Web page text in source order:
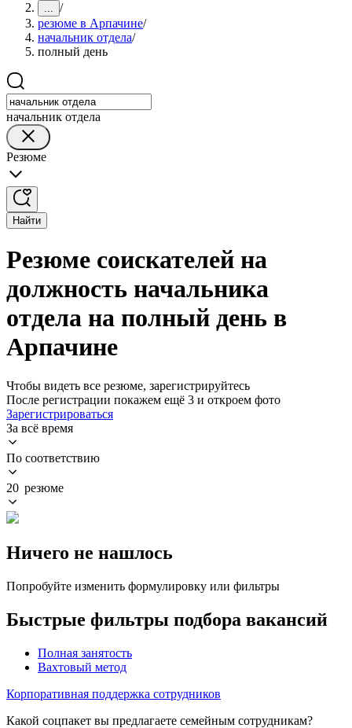
... /
резюме в Арпачине/
начальник отдела/
полный день
начальник отдела
Резюме
Найти
Резюме соискателей на
должность начальника
отдела на полный день в
Арпачине
Чтобы видеть все резюме, зарегистрируйтесь
После регистрации покажем ещё 3 и откроем фото
Зарегистрироваться
За всё время
По соответствию
20 резюме
Ничего не нашлось
Попробуйте изменить формулировку или фильтры
Быстрые фильтры подбора вакансий
Полная занятость
Вахтовый метод
Корпоративная поддержка сотрудников
Какой соцпакет вы предлагаете семейным сотрудникам?